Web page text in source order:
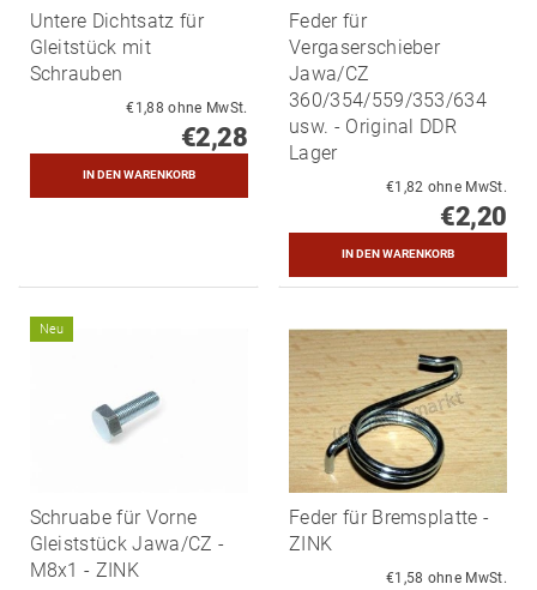
Untere Dichtsatz für
Gleitstück mit
Schrauben
€1,88 ohne MwSt.
€2,28
Feder für
Vergaserschieber
Jawa/CZ
360/354/559/353/634
usw. - Original DDR
Lager
€1,82 ohne MwSt.
€2,20
Neu
Schruabe für Vorne
Gleiststück Jawa/CZ -
M8x1 - ZINK
Feder für Bremsplatte -
ZINK
€1,58 ohne MwSt.